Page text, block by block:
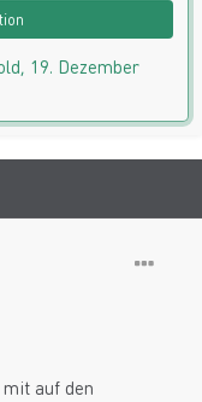
19. Dezember
auf den